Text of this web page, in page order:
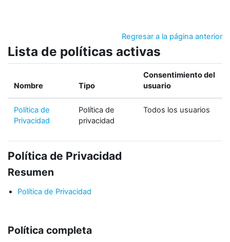
Regresar a la página anterior
Lista de políticas activas
Nombre Tipo
Consentimiento del
usuario
Política de
Privacidad
Política de
privacidad
Todos los usuarios
Política de Privacidad
Resumen
Política de Privacidad
Política completa